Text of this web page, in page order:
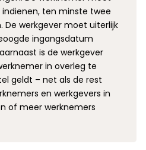
ten minste twee
werkgever moet uiterlijk
ingangsdatum
is de werkgever
in overleg te
geldt – net als de rest
en werkgevers in
of meer werknemers